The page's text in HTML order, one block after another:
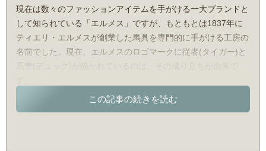
海外セレブからの支持も高く、特にエルメスを代表する人気シ
リーズ「バーキン」のバッグは、世界的な人気歌手レディ・ガ
ガが愛用していることで有名です。
現在は数々のファッションアイテムを手がける一大ブランドと
して知られている「エルメス」ですが、もともとは1837年に
ティエリ・エルメスが創業した馬具を専門的に手がける工房の
名前でした。現在、エルメスのロゴマークに従者(タイガー)と
馬車(デュック)が描かれているのは、その成り立ちが由来で
ちなみに、このロゴマークに主人と馬車がいて肝心の主人が描